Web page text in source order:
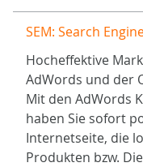
SEM: Search
Hocheffektive
AdWords und der
Mit den AdWords
haben Sie sofort
Internetseite, die
Produkten bzw.